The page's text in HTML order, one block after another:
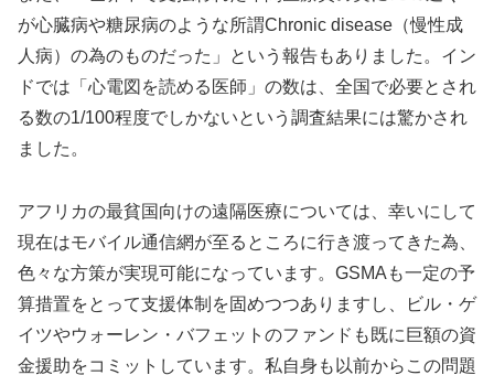
が心臓病や糖尿病のような所謂Chronic disease（慢性成
人病）の為のものだった」という報告もありました。イン
ドでは「心電図を読める医師」の数は、全国で必要とされ
る数の1/100程度でしかないという調査結果には驚かされ
ました。
アフリカの最貧国向けの遠隔医療については、幸いにして
現在はモバイル通信網が至るところに行き渡ってきた為、
色々な方策が実現可能になっています。GSMAも一定の予
算措置をとって支援体制を固めつつありますし、ビル・ゲ
イツやウォーレン・バフェットのファンドも既に巨額の資
金援助をコミットしています。私自身も以前からこの問題